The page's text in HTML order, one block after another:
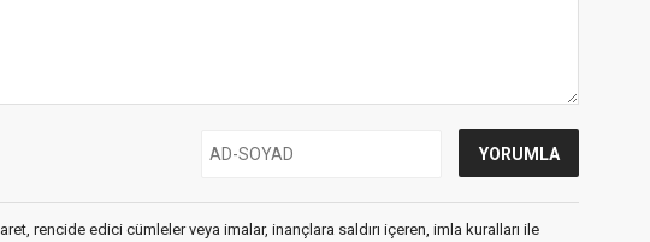
rencide edici cümleler veya imalar, inançlara saldırı içeren, imla kuralları ile